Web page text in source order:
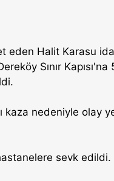
eden Halit Karasu
Sınır
kaza nedeniyle olay
sevk edildi.